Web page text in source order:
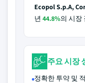
Ecopol S.p.A,
년 44.8%의 시장
주요 시장
정확한 투약 및